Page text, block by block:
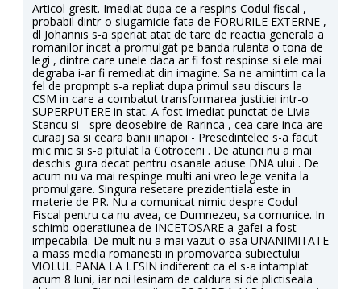
Articol gresit. Imediat dupa ce a respins Codul fiscal ,
probabil dintr-o slugarnicie fata de FORURILE EXTERNE ,
dl Johannis s-a speriat atat de tare de reactia generala a
romanilor incat a promulgat pe banda rulanta o tona de
legi , dintre care unele daca ar fi fost respinse si ele mai
degraba i-ar fi remediat din imagine. Sa ne amintim ca la
fel de propmpt s-a repliat dupa primul sau discurs la
CSM in care a combatut transformarea justitiei intr-o
SUPERPUTERE in stat. A fost imediat punctat de Livia
Stancu si - spre deosebire de Rarinca , cea care inca are
curaaj sa si ceara banii iinapoi - Presedintelee s-a facut
mic mic si s-a pitulat la Cotroceni . De atunci nu a mai
deschis gura decat pentru osanale aduse DNA ului . De
acum nu va mai respinge multi ani vreo lege venita la
promulgare. Singura resetare prezidentiala este in
materie de PR. Nu a comunicat nimic despre Codul
Fiscal pentru ca nu avea, ce Dumnezeu, sa comunice. In
schimb operatiunea de INCETOSARE a gafei a fost
impecabila. De mult nu a mai vazut o asa UNANIMITATE
a mass media romanesti in promovarea subiectului
VIOLUL PANA LA LESIN indiferent ca el s-a intamplat
acum 8 luni, iar noi lesinam de caldura si de plictiseala